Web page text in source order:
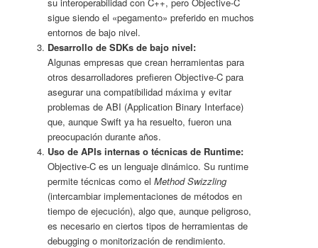
sigue siendo el «pegamento» preferido en muchos
entornos de bajo nivel.
Desarrollo de SDKs de bajo nivel:
Algunas empresas que crean herramientas para
otros desarrolladores prefieren Objective-C para
asegurar una compatibilidad máxima y evitar
problemas de ABI (Application Binary Interface)
que, aunque Swift ya ha resuelto, fueron una
preocupación durante años.
Uso de APIs internas o técnicas de Runtime:
Objective-C es un lenguaje dinámico. Su runtime
permite técnicas como el Method Swizzling
(intercambiar implementaciones de métodos en
tiempo de ejecución), algo que, aunque peligroso,
es necesario en ciertos tipos de herramientas de
debugging o monitorización de rendimiento.